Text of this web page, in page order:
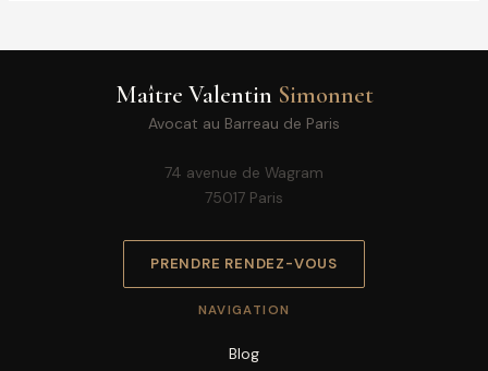
Maître Valentin Simonnet
Avocat au Barreau de Paris
74 avenue de Wagram
75017 Paris
PRENDRE RENDEZ-VOUS
NAVIGATION
Blog